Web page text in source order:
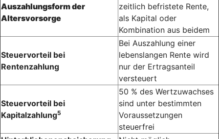
Auszahlungsform der
Altersvorsorge
zeitlich befristete Rente,
als Kapital oder
Kombination aus beidem
Steuervorteil bei
Rentenzahlung
Bei Auszahlung einer
lebenslangen Rente wird
nur der Ertragsanteil
versteuert
Steuervorteil bei
Kapitalzahlung5
50 % des Wertzuwachses
sind unter bestimmten
Voraussetzungen
steuerfrei